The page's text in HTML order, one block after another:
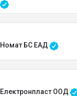
Номат БС ЕАД
Електронпласт ООД